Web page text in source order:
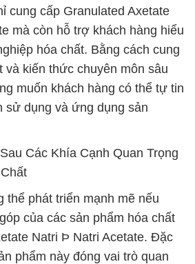
cung cấp Granulated Axetate
mà còn hỗ trợ khách hàng hiểu
hóa chất. Bằng cách cung
và kiến thức chuyên môn sâu
muốn khách hàng có thể tự tin
sử dụng và ứng dụng sản
Các Khía Cạnh Quan Trọng
thể phát triển mạnh mẽ nếu
của các sản phẩm hóa chất
Natri Þ Natri Acetate. Đặc
phẩm này đóng vai trò quan